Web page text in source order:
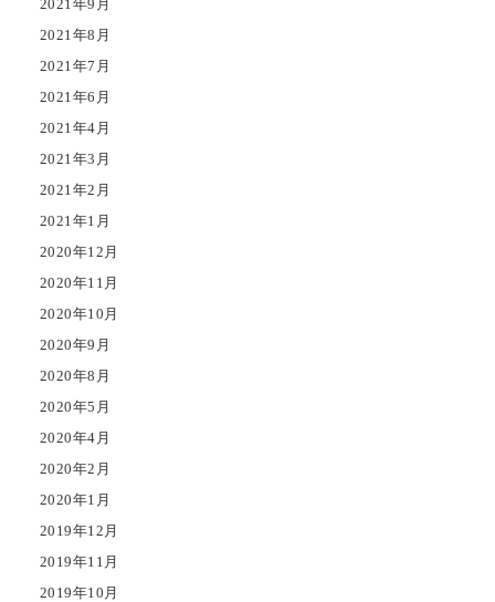
2021年9月
2021年8月
2021年7月
2021年6月
2021年4月
2021年3月
2021年2月
2021年1月
2020年12月
2020年11月
2020年10月
2020年9月
2020年8月
2020年5月
2020年4月
2020年2月
2020年1月
2019年12月
2019年11月
2019年10月